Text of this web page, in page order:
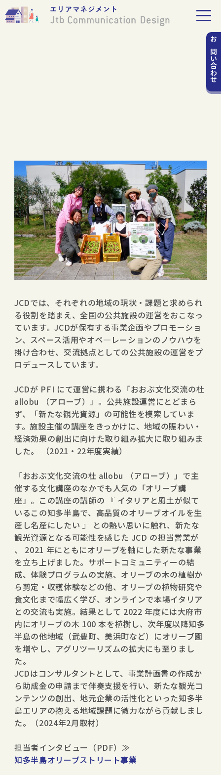
お問い
合わせ
運営施設から地域、そして地域産
業へ
人と人、人とまちをつなぐ
―取り組み事例紹介－
おおぶ文化交流の杜 allobu （愛知県大府市）
PFIにて2014年7月より運営
JCDでは、それぞれの地域の現状・課題と求められ
る役割を踏まえ、全国の公共施設の運営をおこなっ
ています。JCDが保有する事業企画やプロモーショ
ン、スペース活用やオペ―レーションのノウハウを
掛け合わせ、交流拠点としての公共施設の運営をプ
ロデュースしています。
JCDが PFI にて運営に携わる「おおぶ文化交流の杜
allobu （アローブ）」。公共施設運営にとどまら
ず、「新たな観光資源」の可能性を模索していま
す。施設主催の講座をきっかけに、地域の賑わい・
経済効果の創出に向けた取り組み拡大に取り組みま
した。 （2021・22年度実績）
「おおぶ文化交流の杜 allobu （アローブ）」で主
催する文化講座のなかでも人気の「オリーブ講
座」。この講座の講師の 『 イタリアと風土が似て
いるこの知多半島で、高品質のオリーブオイルを生
産し名産にしたい 』 との熱い思いに触れ、新たな
観光資源となる可能性を感じた JCD の担当営業が
、 2021 年にともにオリーブを軸にした新たな事業
を立ち上げました。サポートコミュニティーの結
成、体験プログラムの実施、オリーブの木の植樹か
ら剪定・収穫体験などの他、オリーブの植物研究や
食文化まで幅広く学び、オンラインで本場イタリア
との交流も実施。結果として 2022 年度には大府市
内にオリーブの木 100 本を植樹し、次年度以降知多
半島の他地域（武豊町、美浜町など）にオリーブ園
を増やし、アグリツーリズムの拡大にも至りまし
た。
JCDはコンサルタントとして、事業計画書の作成か
ら助成金の申請まで伴奏支援を行い、新たな観光コ
ンテンツの創出、地元企業の活性化といった知多半
島エリアの抱える地域課題に微力ながら貢献しまし
た。（2024年2月取材）
担当者インタビュー（PDF）≫
知多半島オリーブストリート事業